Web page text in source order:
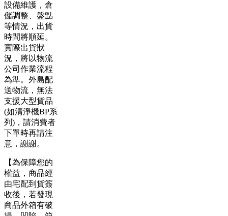
設備維護，倉
儲調整、盤點
等情況，出貨
時間將順延。
實際出貨狀
況，將以物流
公司作業流程
為準。外島配
送物流，無法
支援大型貨品
(如清淨機BP系
列)，請消費者
下單時再請注
意，謝謝。
【為保障您的
權益，商品經
由宅配到貨簽
收後，若發現
商品外箱有破